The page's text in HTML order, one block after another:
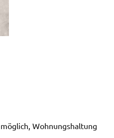
Wohnungshaltung